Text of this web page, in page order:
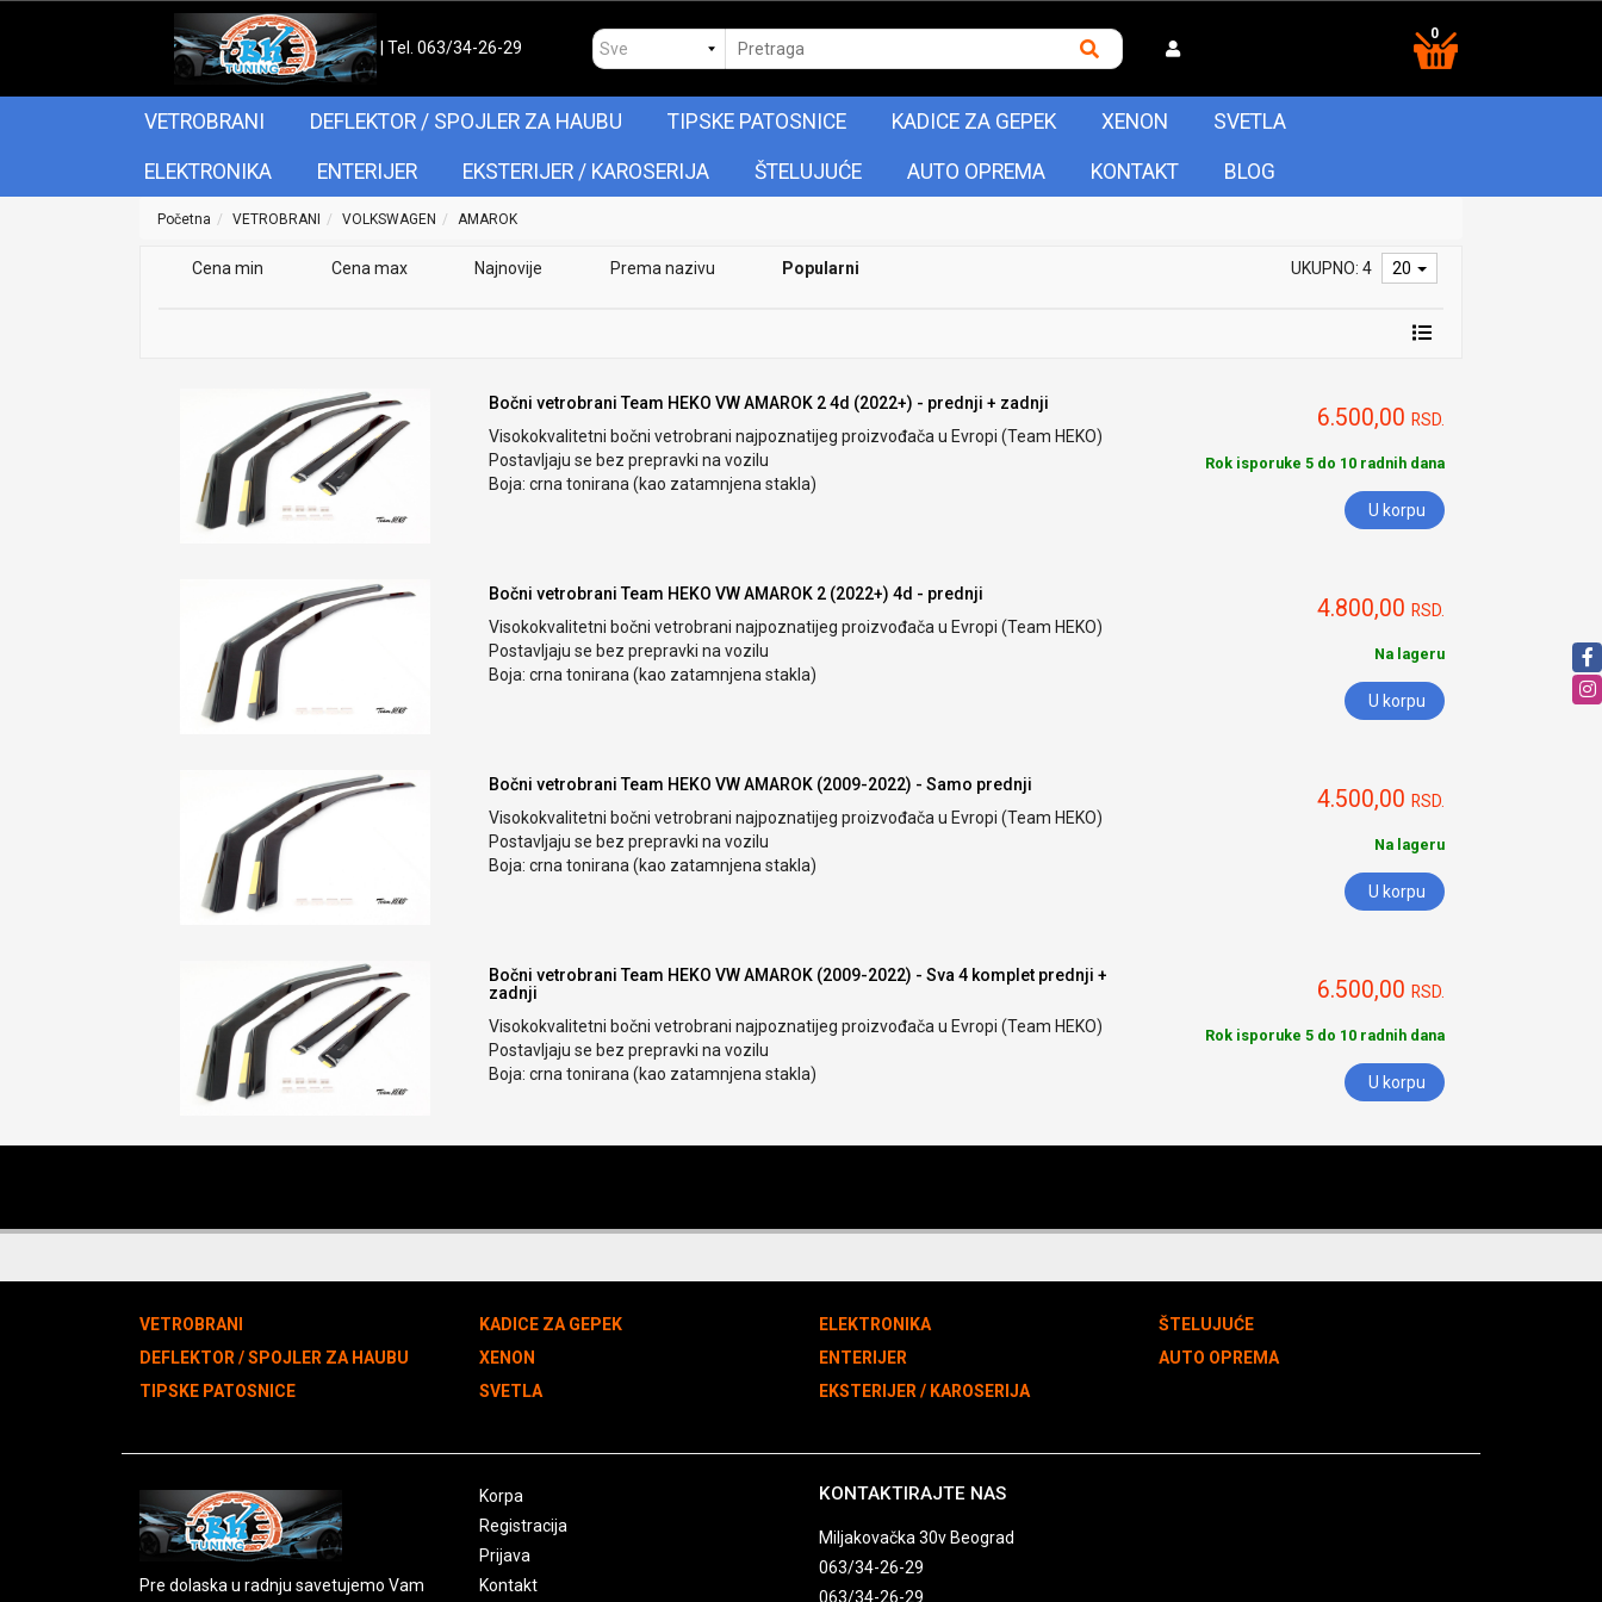
| Tel. 063/34-26-29
0
VETROBRANI DEFLEKTOR / SPOJLER ZA HAUBU TIPSKE PATOSNICE KADICE ZA GEPEK XENON SVETLA
ELEKTRONIKA ENTERIJER EKSTERIJER / KAROSERIJA ŠTELUJUĆE AUTO OPREMA KONTAKT BLOG
Početna VETROBRANI VOLKSWAGEN AMAROK
Cena min Cena max Najnovije Prema nazivu Popularni UKUPNO: 4 20
Bočni vetrobrani Team HEKO VW AMAROK 2 4d (2022+) - prednji + zadnji
Visokokvalitetni bočni vetrobrani najpoznatijeg proizvođača u Evropi (Team HEKO)
Postavljaju se bez prepravki na vozilu
Boja: crna tonirana (kao zatamnjena stakla)
6.500,00 RSD.
Rok isporuke 5 do 10 radnih dana
U korpu
Bočni vetrobrani Team HEKO VW AMAROK 2 (2022+) 4d - prednji
Visokokvalitetni bočni vetrobrani najpoznatijeg proizvođača u Evropi (Team HEKO)
Postavljaju se bez prepravki na vozilu
Boja: crna tonirana (kao zatamnjena stakla)
4.800,00 RSD.
Na lageru
U korpu
Bočni vetrobrani Team HEKO VW AMAROK (2009-2022) - Samo prednji
Visokokvalitetni bočni vetrobrani najpoznatijeg proizvođača u Evropi (Team HEKO)
Postavljaju se bez prepravki na vozilu
Boja: crna tonirana (kao zatamnjena stakla)
4.500,00 RSD.
Na lageru
U korpu
Bočni vetrobrani Team HEKO VW AMAROK (2009-2022) - Sva 4 komplet prednji +
zadnji
Visokokvalitetni bočni vetrobrani najpoznatijeg proizvođača u Evropi (Team HEKO)
Postavljaju se bez prepravki na vozilu
Boja: crna tonirana (kao zatamnjena stakla)
6.500,00 RSD.
Rok isporuke 5 do 10 radnih dana
U korpu
VETROBRANI
DEFLEKTOR / SPOJLER ZA HAUBU
TIPSKE PATOSNICE
KADICE ZA GEPEK
XENON
SVETLA
ELEKTRONIKA
ENTERIJER
EKSTERIJER / KAROSERIJA
ŠTELUJUĆE
AUTO OPREMA
Pre dolaska u radnju savetujemo Vam
Korpa
Registracija
Prijava
Kontakt
KONTAKTIRAJTE NAS
Miljakovačka 30v Beograd
063/34-26-29
063/34-26-29